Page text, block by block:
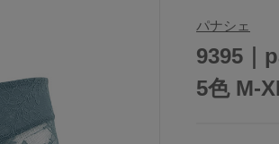
パナシェ
9395｜
5色 M-